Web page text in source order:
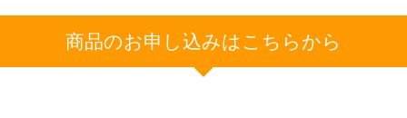
商品のお申し込みはこちらから